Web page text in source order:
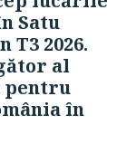
Satu
2026.
al
pentru
în